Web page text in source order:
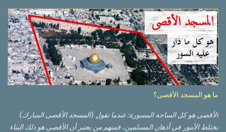
ما هو المسجد الأقصى؟
الأقصى هو كل الساحة المسورة: عندما نقول (المسجد الأقصى المبارك)
تختلط الأمور في أذهان المسلمين، فمنهم من يعتبر أن الأقصى هو ذلك البناء